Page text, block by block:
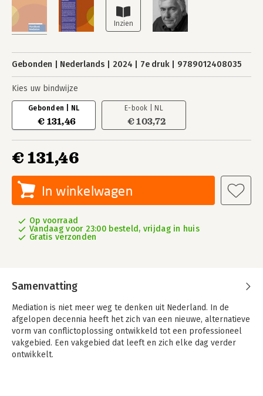
Gebonden Nederlands 2024 7e druk 9789012408035
Kies uw bindwijze
Gebonden | NL
€ 131,46
E-book | NL
€ 103,72
€ 131,46
In winkelwagen
Op voorraad
Vandaag voor 23:00 besteld, vrijdag in huis
Gratis verzonden
Samenvatting
Mediation is niet meer weg te denken uit Nederland. In de
afgelopen decennia heeft het zich van een nieuwe, alternatieve
vorm van conflictoplossing ontwikkeld tot een professioneel
vakgebied. Een vakgebied dat leeft en zich elke dag verder
ontwikkelt.